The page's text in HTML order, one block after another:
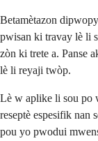
Betamètazon
pwisan ki travay lè li
zòn ki trete a. Panse
lè li reyaji twòp.
Lè w aplike li sou po
reseptè espesifik nan
pou yo pwodui